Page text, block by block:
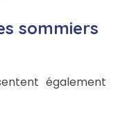
sommiers
également